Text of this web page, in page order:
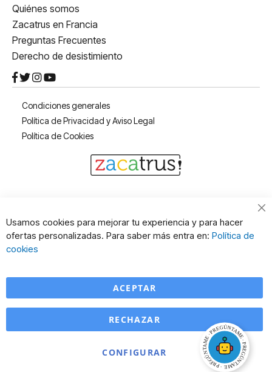
Quiénes somos
Zacatrus en Francia
Preguntas Frecuentes
Derecho de desistimiento
Condiciones generales
Política de Privacidad y Aviso Legal
Política de Cookies
Usamos cookies para mejorar tu experiencia y para hacer
ofertas personalizadas. Para saber más entra en: Política de
cookies
ACEPTAR
CONFIGURAR
RECHAZAR